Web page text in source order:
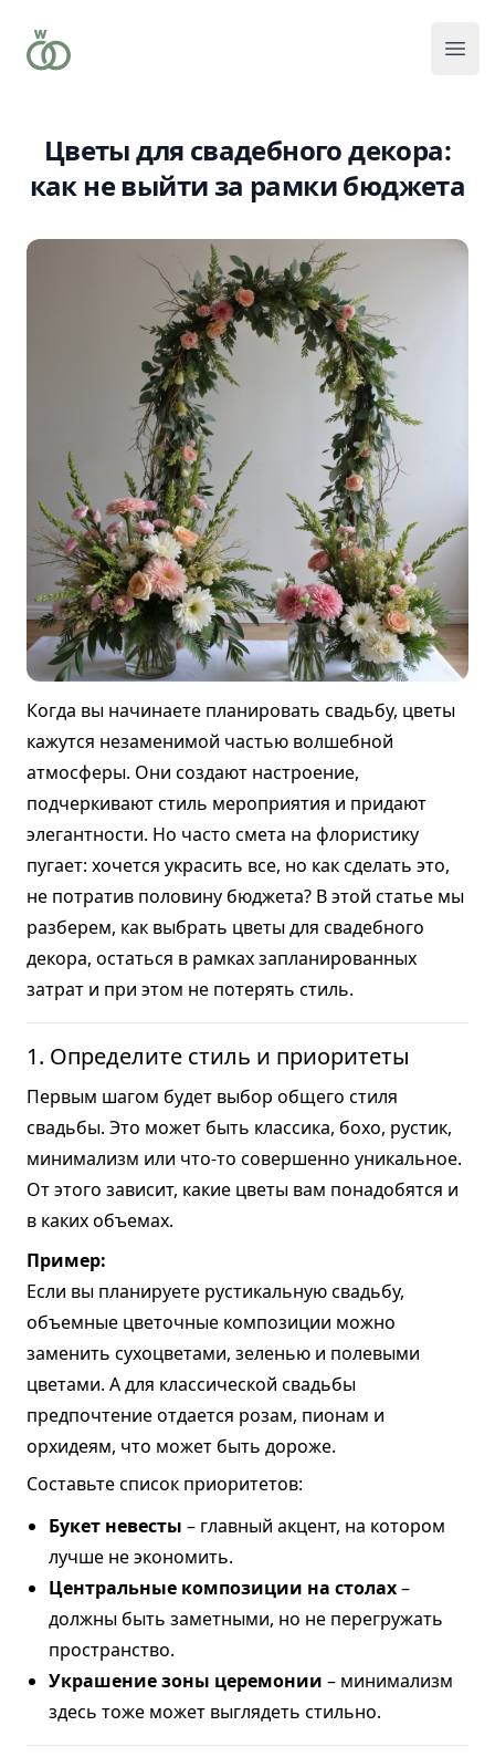
Цветы для свадебного декора:
как не выйти за рамки бюджета
Когда вы начинаете планировать свадьбу, цветы
кажутся незаменимой частью волшебной
атмосферы. Они создают настроение,
подчеркивают стиль мероприятия и придают
элегантности. Но часто смета на флористику
пугает: хочется украсить все, но как сделать это,
не потратив половину бюджета? В этой статье мы
разберем, как выбрать цветы для свадебного
декора, остаться в рамках запланированных
затрат и при этом не потерять стиль.
1. Определите стиль и приоритеты
Первым шагом будет выбор общего стиля
свадьбы. Это может быть классика, бохо, рустик,
минимализм или что-то совершенно уникальное.
От этого зависит, какие цветы вам понадобятся и
в каких объемах.
Пример:
Если вы планируете рустикальную свадьбу,
объемные цветочные композиции можно
заменить сухоцветами, зеленью и полевыми
цветами. А для классической свадьбы
предпочтение отдается розам, пионам и
орхидеям, что может быть дороже.
Составьте список приоритетов:
Букет невесты – главный акцент, на котором
лучше не экономить.
Центральные композиции на столах–
должны быть заметными, но не перегружать
пространство.
Украшение зоны церемонии – минимализм
здесь тоже может выглядеть стильно.